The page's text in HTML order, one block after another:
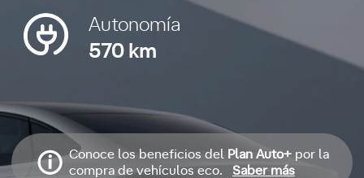
Autonomía
570 km
Conoce los beneficios del Plan Auto+ por la
compra de vehículos eco.
Saber más